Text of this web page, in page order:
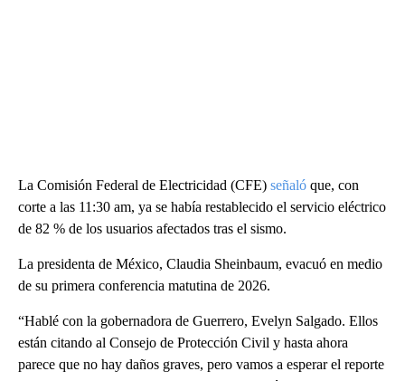
La Comisión Federal de Electricidad (CFE) señaló que, con
corte a las 11:30 am, ya se había restablecido el servicio eléctrico
de 82 % de los usuarios afectados tras el sismo.
La presidenta de México, Claudia Sheinbaum, evacuó en medio
de su primera conferencia matutina de 2026.
“Hablé con la gobernadora de Guerrero, Evelyn Salgado. Ellos
están citando al Consejo de Protección Civil y hasta ahora
parece que no hay daños graves, pero vamos a esperar el reporte